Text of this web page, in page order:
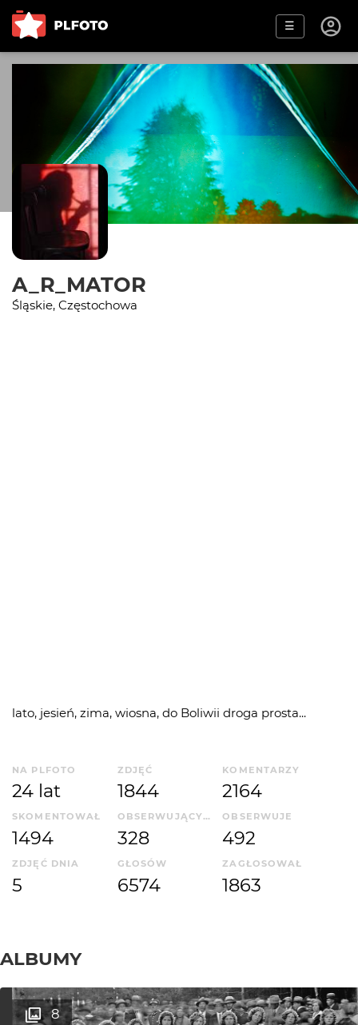
☰
A_R_MATOR
Śląskie, Częstochowa
lato, jesień, zima, wiosna, do Boliwii droga prosta...
NA PLFOTO
24 lat
ZDJĘĆ
1844
KOMENTARZY
2164
SKOMENTOWAŁ
1494
OBSERWUJĄCYCH
328
OBSERWUJE
492
ZDJĘĆ DNIA
5
GŁOSÓW
6574
ZAGŁOSOWAŁ
1863
ALBUMY
8